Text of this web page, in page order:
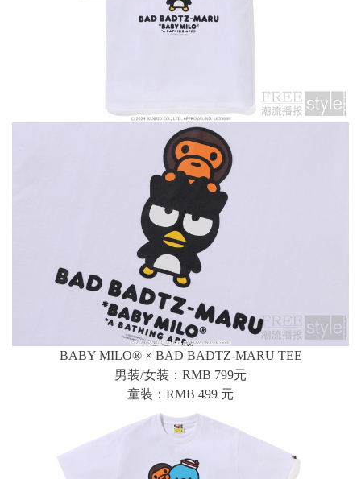
BABY MILO® × BAD BADTZ-MARU TEE
男装/女装：RMB 799元
童装：RMB 499 元